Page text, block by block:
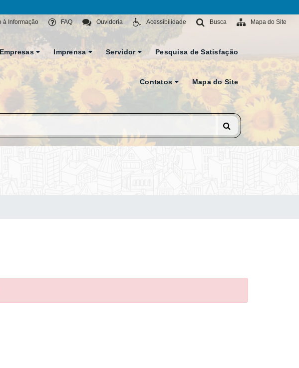
Mapa do Site
Busca
Acessibilidade
Ouvidoria
FAQ
à Informação
Empresas Imprensa Servidor Pesquisa de Satisfação
Contatos Mapa do Site